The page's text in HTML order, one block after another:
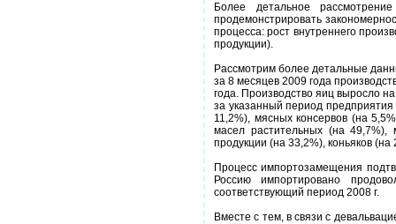
Более детальное
продемонстрировать
процесса: рост внутреннего
продукции).
Рассмотрим более детальные
за 8 месяцев 2009 года
года. Производство яиц выросло
за указанный период
11,2%), мясных консервов (на
масел растительных (на
продукции (на 33,2%), коньяков
Процесс импортозамещения
Россию импортировано
соответствующий период 2008 г.
Вместе с тем, в связи с